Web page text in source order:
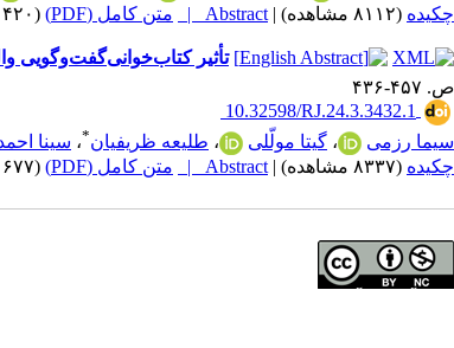
چکیده (۸۱۱۲ مشاهده) |
Abstract | متن کامل (PDF) (۱۴۲۰ دریافت)
تأثیر کتاب‌خوانی‌گفت‌وگویی
ص. ۴۵۷-۴۳۶
‎ 10.32598/RJ.24.3.3432.1
سیما رزمی
، گیتا مولّلی ، طلیعه ظریفیان*، سینا
چکیده (۸۳۳۷ مشاهده) |
Abstract | متن کامل (PDF) (۱۶۷۷ دریافت)